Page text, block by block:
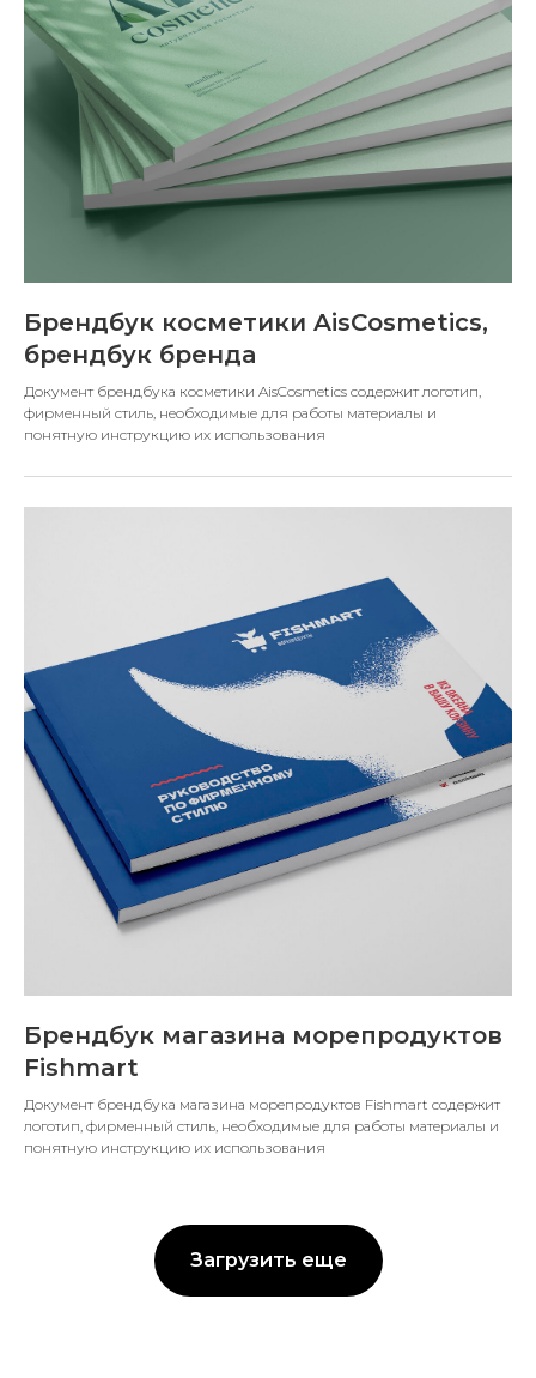
Брендбук косметики AisCosmetics,
брендбук бренда
Документ брендбука косметики AisCosmetics содержит логотип,
фирменный стиль, необходимые для работы материалы и
понятную инструкцию их использования
Брендбук магазина морепродуктов
Fishmart
Документ брендбука магазина морепродуктов Fishmart содержит
логотип, фирменный стиль, необходимые для работы материалы и
понятную инструкцию их использования
Загрузить еще